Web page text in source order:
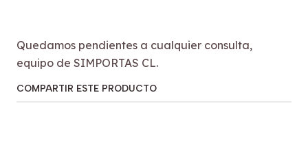
Quedamos pendientes a cualquier consulta,
equipo de SIMPORTAS CL.
COMPARTIR ESTE PRODUCTO